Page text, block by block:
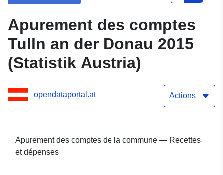
Apurement des comptes
Tulln an der Donau 2015
(Statistik Austria)
opendataportal.at Actions
Apurement des comptes de la commune — Recettes
et dépenses